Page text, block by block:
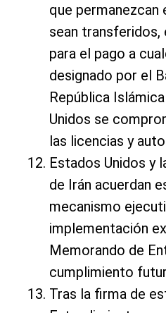
que permanezcan
sean transferidos,
para el pago a
designado por el
República
Unidos se
las licencias y
Estados Unidos y
de Irán acuerdan
mecanismo
implementación
Memorando de
cumplimiento
Tras la firma de